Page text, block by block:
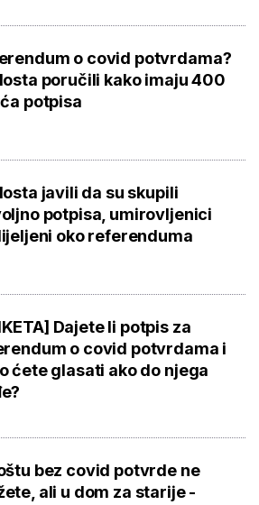
o covid potvrdama?
poručili kako imaju 400
potpisa
javili da su skupili
potpisa, umirovljenici
oko referenduma
Dajete li potpis za
o covid potvrdama i
ćete glasati ako do njega
bez covid potvrde ne
ali u dom za starije -